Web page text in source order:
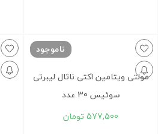
ناموجود
مولتی ویتامین اکتی ناتال لیبرتی
سوئیس 30 عدد
577,500 تومان